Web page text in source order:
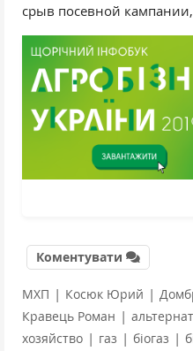
срыв посевной
Коментувати
МХП | Косюк Юрий |
Кравець Роман |
хозяйство | газ | біогаз |